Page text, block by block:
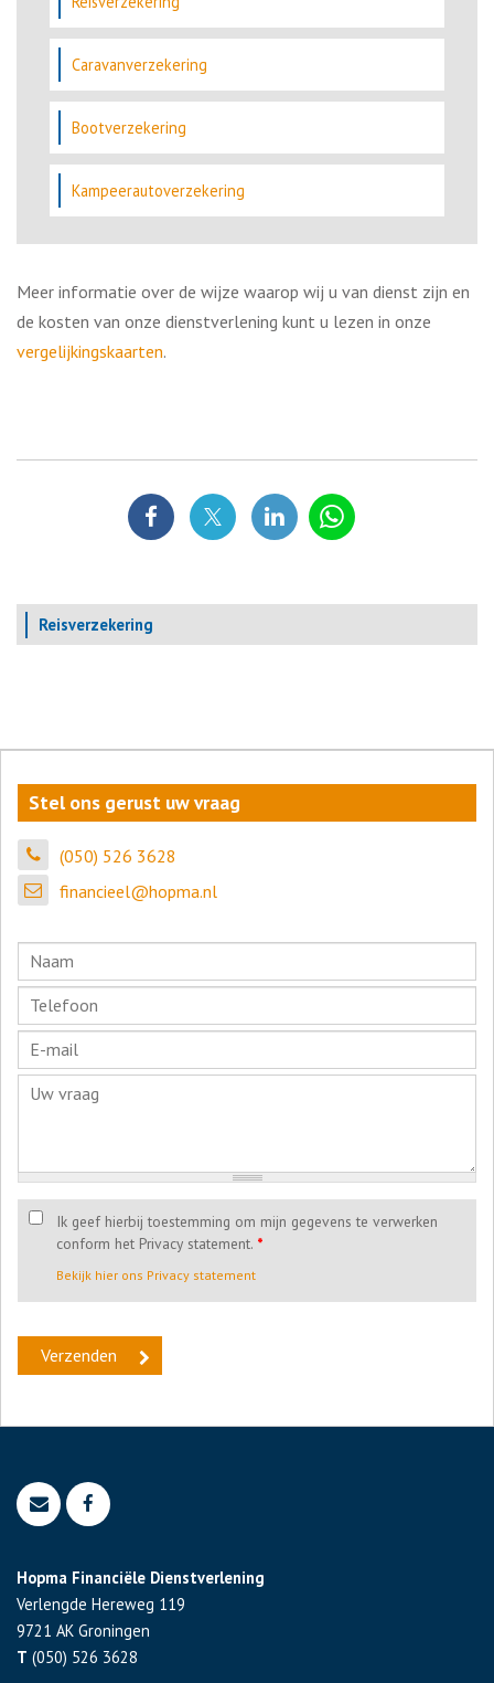
Caravanverzekering
Bootverzekering
Kampeerautoverzekering
Meer informatie over de wijze waarop wij u van dienst zijn en
de kosten van onze dienstverlening kunt u lezen in onze
vergelijkingskaarten.
Reisverzekering
Stel ons gerust uw vraag
(050) 526 3628
financieel@hopma.nl
Ik geef hierbij toestemming om mijn gegevens te verwerken
conform het Privacy statement. *
Bekijk hier ons Privacy statement
Hopma Financiële Dienstverlening
Verlengde Hereweg 119
9721 AK Groningen
T (050) 526 3628